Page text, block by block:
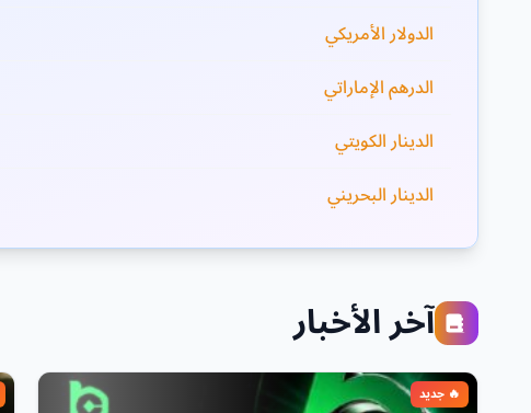
الدولار الأمريكي
الدرهم الإماراتي
الدينار الكويتي
الدينار البحريني
آخر الأخبار